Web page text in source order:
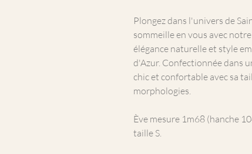
Plongez dans l'univers de
sommeille en vous avec
élégance naturelle et style
d'Azur. Confectionnée dans
chic et confortable avec sa
morphologies.
Ève mesure 1m68 (hanche
taille S.